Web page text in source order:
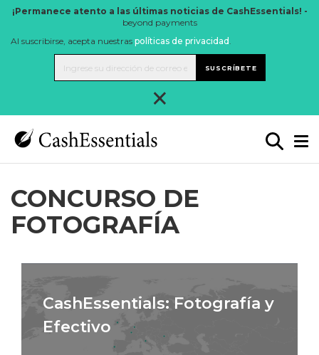
¡Permanece atento a las últimas noticias de CashEssentials! -
beyond payments
Al suscribirse, acepta nuestras políticas de privacidad .
SUSCRÍBETE
×
CONCURSO DE
FOTOGRAFÍA
CashEssentials: Fotografía y
Efectivo